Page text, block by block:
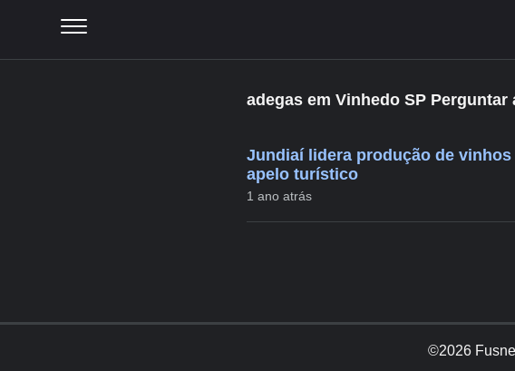
adegas em Vinhedo SP Perguntar
Jundiaí lidera produção de
apelo turístico
1 ano atrás
©2026